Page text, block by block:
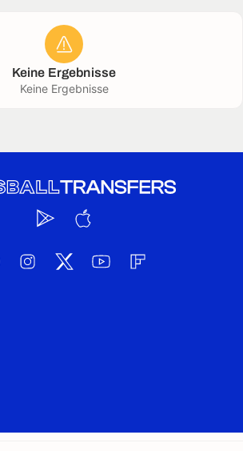
Keine Ergebnisse
Keine Ergebnisse